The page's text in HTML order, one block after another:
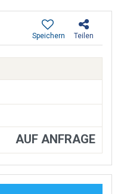
Teilen
Speichern
AUF ANFRAGE